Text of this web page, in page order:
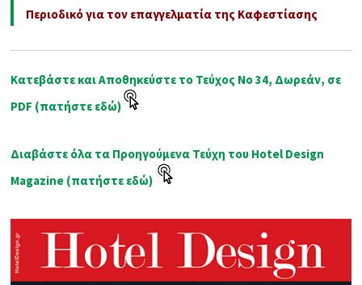
Περιοδικό για τον επαγγελματία της Καφεστίασης
Κατεβάστε και Αποθηκεύστε το Τεύχος No 34, Δωρεάν, σε
PDF (πατήστε εδώ)
Διαβάστε όλα τα Προηγούμενα Τεύχη του Hotel Design
Magazine (πατήστε εδώ)